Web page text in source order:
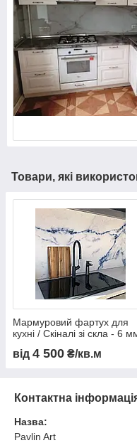
Товари, які
Мармуровий фартух для
кухні / Скіналі зі скла - 6
від 4 500 ₴/кв.м
Контактна
Назва:
Pavlin Art